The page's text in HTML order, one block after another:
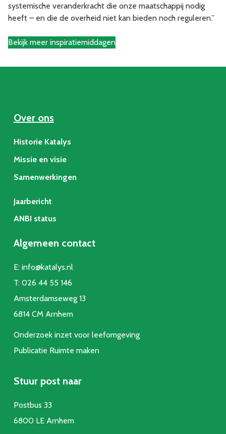
systemische veranderkracht die onze maatschappij nodig
heeft – en die de overheid niet kan bieden noch reguleren.”
Bekijk meer inspiratiemiddagen
Over ons
Historie Katalys
Missie en visie
Samenwerkingen
Jaarbericht
ANBI status
Algemeen contact
E: info@katalys.nl
T: 026 44 55 146
Amsterdamseweg 13
6814 CM Arnhem
Onderzoek inzet voor leefomgeving
Publicatie Ruimte maken
Stuur post naar
Postbus 33
6800 LE Arnhem